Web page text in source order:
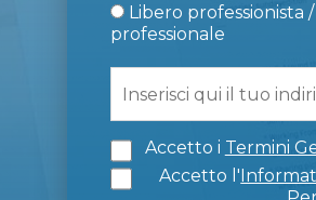
Libero professionista
professionale
Accetto i Termini
Accetto l'